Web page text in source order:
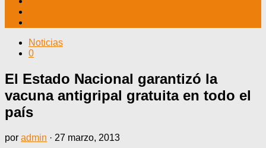
Noticias
0
El Estado Nacional garantizó la
vacuna antigripal gratuita en todo el
país
por admin · 27 marzo, 2013